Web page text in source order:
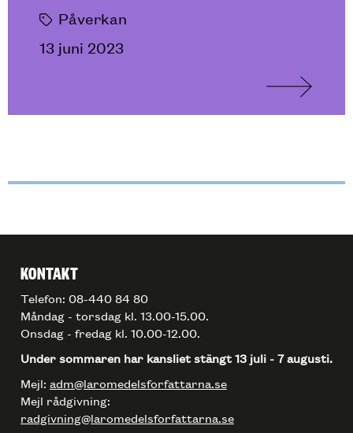
Påverkan
13 juni 2023
KONTAKT
Telefon: 08-440 84 80
Måndag - torsdag kl. 13.00-15.00.
Onsdag - fredag kl. 10.00-12.00.
Under sommaren har kansliet stängt 13 juli - 7 augusti.
Mejl: adm@laromedelsforfattarna.se
Mejl rådgivning:
radgivning@laromedelsforfattarna.se